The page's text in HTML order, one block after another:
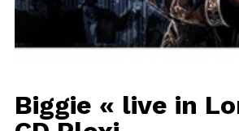
Biggie « live in